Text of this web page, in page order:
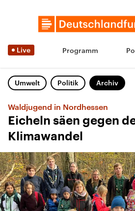
Live Programm
Umwelt Politik Archiv
Waldjugend in Nordhessen
Eicheln säen gegen
Klimawandel